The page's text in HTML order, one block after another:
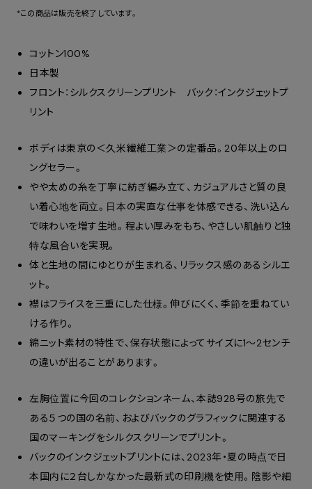
*この商品は販売を終了しています。
コットン100%
日本製
フロント：シルクスクリーンプリント バック：インクジェットプ
リント
ボディは東京の＜久米繊維工業＞の定番品。20年以上のロ
ングセラー。
やや太めの糸を丁寧に紡ぎ編み立て、カジュアルさと質の良
い着心地を両立。日本の実直な仕事を体感できる、洗い込ん
で味わいを増す生地。程よい厚みをもち、やさしい肌触りと独
特な風合いを実現。
体と生地の間にゆとりが生まれる、リラックス感のあるシルエ
ット。
襟はフライスを三重にした仕様。伸びにくく、季節を重ねてい
ける作り。
綿ニット素材の特性で、保存状態によってサイズに1～2センチ
の違いが出ることがあります。
左胸位置に今回のコレクションネーム、本誌928号の旅先で
ある５つの国の名前、およびバックのグラフィックに関連する
国のマーキングをシルクスクリーンでプリント。
バックのインクジェットプリントには、2023年・夏の時点で日
本国内に２台しかなかった最新式の印刷機を使用。陰影や細